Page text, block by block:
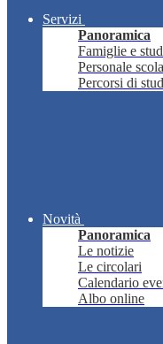
Servizi
Panoramica
Famiglie e
Personale
Percorsi di
Novità
Panoramica
Le notizie
Le circolari
Calendario
Albo online